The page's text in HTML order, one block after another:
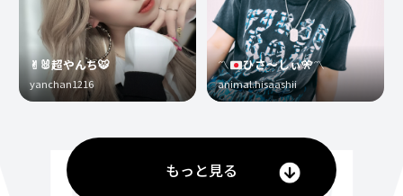
✌︎🐰超やんち🐯
yanchan1216
〽️ ひさ〜しぃ🎌〽️
animal.hisaashii
もっと見る